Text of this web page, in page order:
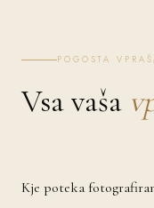
POGOSTA
Vsa vaša
Kje poteka